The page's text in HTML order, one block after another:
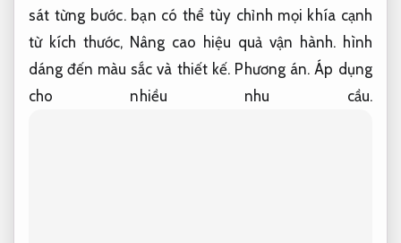
sát từng bước.bạn có thể tùy chỉnh mọi khía cạnh
từ kích thước, Nâng cao hiệu quả vận hành. hình
dáng đến màu sắc và thiết kế. Phương án. Áp dụng
cho nhiều nhu cầu.